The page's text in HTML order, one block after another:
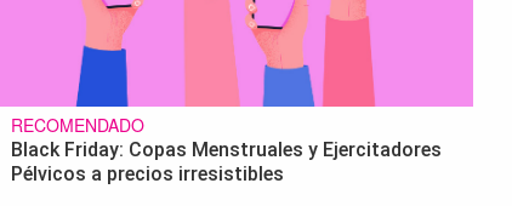
RECOMENDADO
Black Friday: Copas Menstruales y Ejercitadores
Pélvicos a precios irresistibles